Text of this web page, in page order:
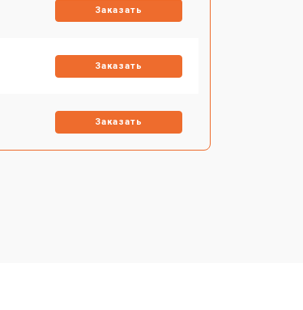
Заказать
Заказать
Заказать